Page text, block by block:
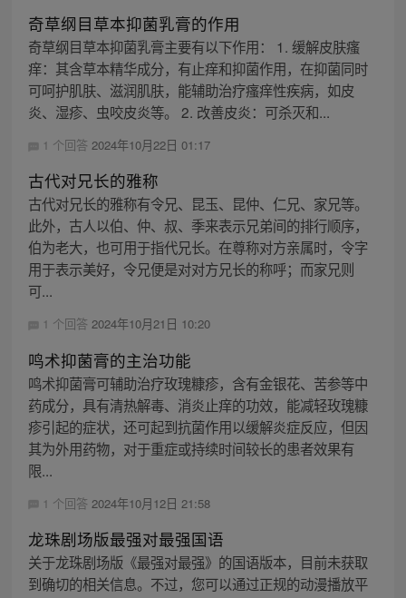
奇草纲目草本抑菌乳膏的作用
奇草纲目草本抑菌乳膏主要有以下作用： 1. 缓解皮肤瘙
痒：其含草本精华成分，有止痒和抑菌作用，在抑菌同时
可呵护肌肤、滋润肌肤，能辅助治疗瘙痒性疾病，如皮
炎、湿疹、虫咬皮炎等。 2. 改善皮炎：可杀灭和...
1 个回答 2024年10月22日 01:17
古代对兄长的雅称
古代对兄长的雅称有令兄、昆玉、昆仲、仁兄、家兄等。
此外，古人以伯、仲、叔、季来表示兄弟间的排行顺序，
伯为老大，也可用于指代兄长。在尊称对方亲属时，令字
用于表示美好，令兄便是对对方兄长的称呼；而家兄则
可...
1 个回答 2024年10月21日 10:20
鸣术抑菌膏的主治功能
鸣术抑菌膏可辅助治疗玫瑰糠疹，含有金银花、苦参等中
药成分，具有清热解毒、消炎止痒的功效，能减轻玫瑰糠
疹引起的症状，还可起到抗菌作用以缓解炎症反应，但因
其为外用药物，对于重症或持续时间较长的患者效果有
限...
1 个回答 2024年10月12日 21:58
龙珠剧场版最强对最强国语
关于龙珠剧场版《最强对最强》的国语版本，目前未获取
到确切的相关信息。不过，您可以通过正规的动漫播放平